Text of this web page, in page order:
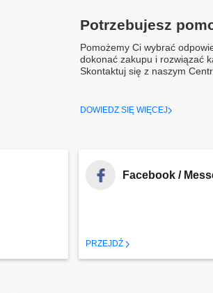
Potrzebujesz
Pomożemy Ci wybrać
dokonać zakupu i rozwiązać
Skontaktuj się z naszym
DOWIEDZ SIĘ WIĘCEJ
Facebook /
PRZEJDŹ